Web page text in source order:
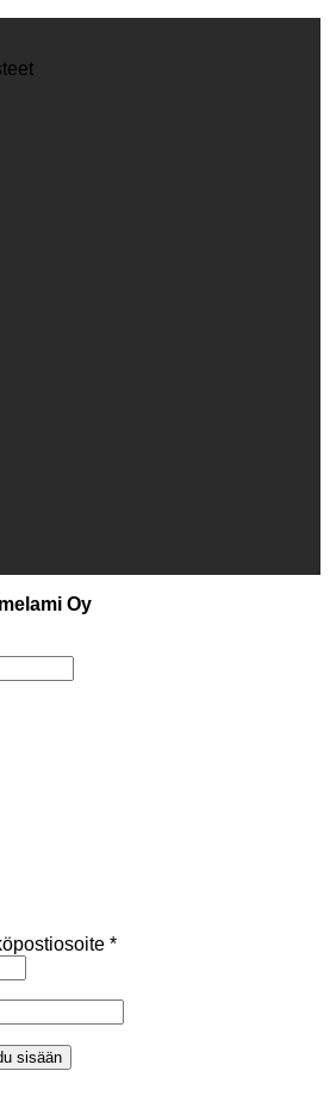
Oy
*Vaaditaan
sisään